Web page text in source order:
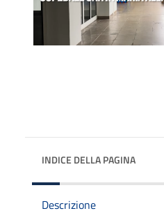
INDICE DELLA PAGINA
Descrizione